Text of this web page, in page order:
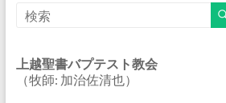
上越聖書バプテスト教会
（牧師: 加治佐清也）